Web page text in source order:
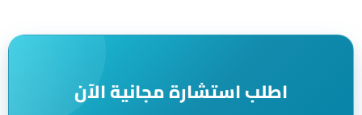
اطلب استشارة مجانية الآن